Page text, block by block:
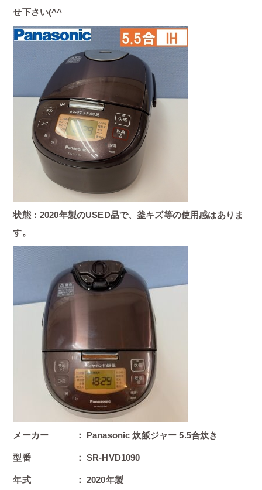
せ下さい(^^
状態：2020年製のUSED品で、釜キズ等の使用感はありま
す。
メーカー ： Panasonic 炊飯ジャー 5.5合炊き
型番 ： SR-HVD1090
年式 ： 2020年製